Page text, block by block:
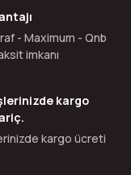
- Maximum - Qnb
imkanı
kargo
kargo ücreti